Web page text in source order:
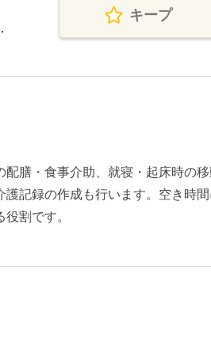
キープ
膳・食事介助、就寝・起床時の
記録の作成も行います。空き時
割です。